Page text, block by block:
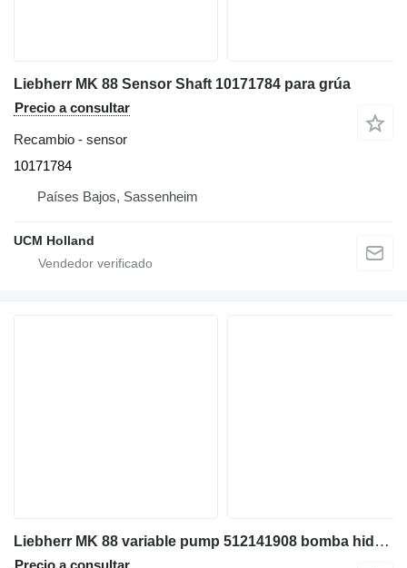
Liebherr MK 88 Sensor Shaft 10171784 para grúa
Precio a consultar
Recambio - sensor
10171784
Países Bajos, Sassenheim
UCM Holland
Liebherr MK 88 variable pump 512141908 bomba hidráulica para grúa móvil
Precio a consultar